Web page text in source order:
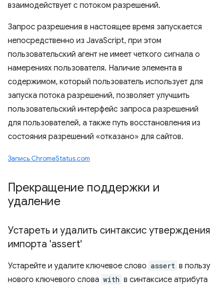
взаимодействует с потоком разрешений.
Запрос разрешения в настоящее время запускается
непосредственно из JavaScript, при этом
пользовательский агент не имеет четкого сигнала о
намерениях пользователя. Наличие элемента в
содержимом, который пользователь использует для
запуска потока разрешений, позволяет улучшить
пользовательский интерфейс запроса разрешений
для пользователей, а также путь восстановления из
состояния разрешений «отказано» для сайтов.
Запись ChromeStatus.com
Прекращение поддержки и
удаление
Устареть и удалить синтаксис утверждения
импорта 'assert'
Устарейте и удалите ключевое слово assert в пользу
нового ключевого слова with в синтаксисе атрибута